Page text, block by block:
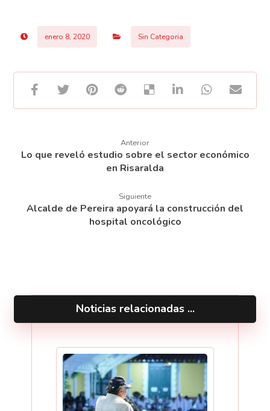
enero 8, 2020 Sin Categoria
Anterior
Lo que reveló estudio sobre el sector económico
en Risaralda
Siguiente
Alcalde de Pereira apoyará la construcción del
hospital oncológico
Noticias relacionadas ...